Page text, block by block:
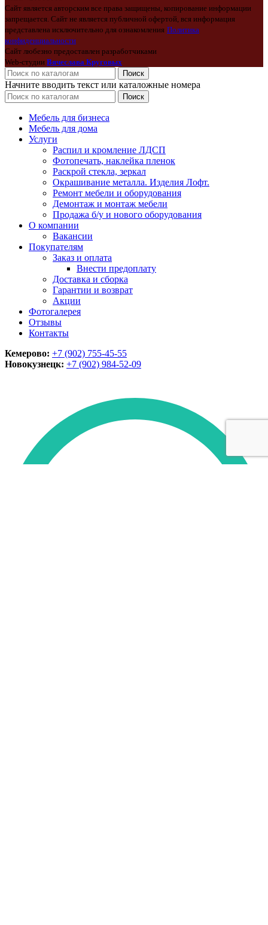
Сайт является авторским все права защищены, копирование информации
запрещается. Сайт не является публичной офертой, вся информация
представлена исключительно для ознакомления Политика
конфиденциальности
Сайт любезно предоставлен разработчиками
Web-студии Вячеслава Круговых
Поиск
Начните вводить текст или каталожные номера
Поиск
Мебель для бизнеса
Мебель для дома
Услуги
Распил и кромление ЛДСП
Фотопечать, наклейка пленок
Раскрой стекла, зеркал
Окрашивание металла. Изделия Лофт.
Ремонт мебели и оборудования
Демонтаж и монтаж мебели
Продажа б/у и нового оборудования
О компании
Вакансии
Покупателям
Заказ и оплата
Внести предоплату
Доставка и сборка
Гарантии и возврат
Акции
Фотогалерея
Отзывы
Контакты
Кемерово: +7 (902) 755-45-55
Новокузнецк: +7 (902) 984-52-09